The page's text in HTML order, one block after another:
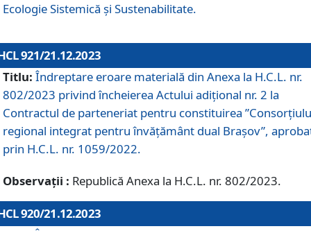
Ecologie Sistemică și Sustenabilitate.
921/21.12.2023
Titlu: Îndreptare eroare materială din Anexa la H.C.L. nr.
802/2023 privind încheierea Actului adițional nr. 2 la
Contractul de parteneriat pentru constituirea
regional integrat pentru învățământ dual Brașov”,
prin H.C.L. nr. 1059/2022.
Observații : Republică Anexa la H.C.L. nr. 802/2023.
920/21.12.2023